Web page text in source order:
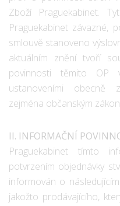
Zboží Praguekabinet.
Praguekabinet závazné,
smlouvě stanoveno
aktuálním znění tvoří
povinnosti těmito OP
ustanoveními obecně
zejména občanským
II. INFORMAČNÍ
Praguekabinet tímto
potvrzením objednávky
informován o
jakožto prodávajícího,